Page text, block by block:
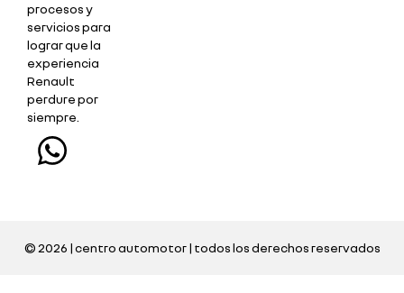
procesos y
servicios para
lograr que la
experiencia
Renault
perdure por
siempre.
© 2026 | centro automotor | todos los derechos reservados